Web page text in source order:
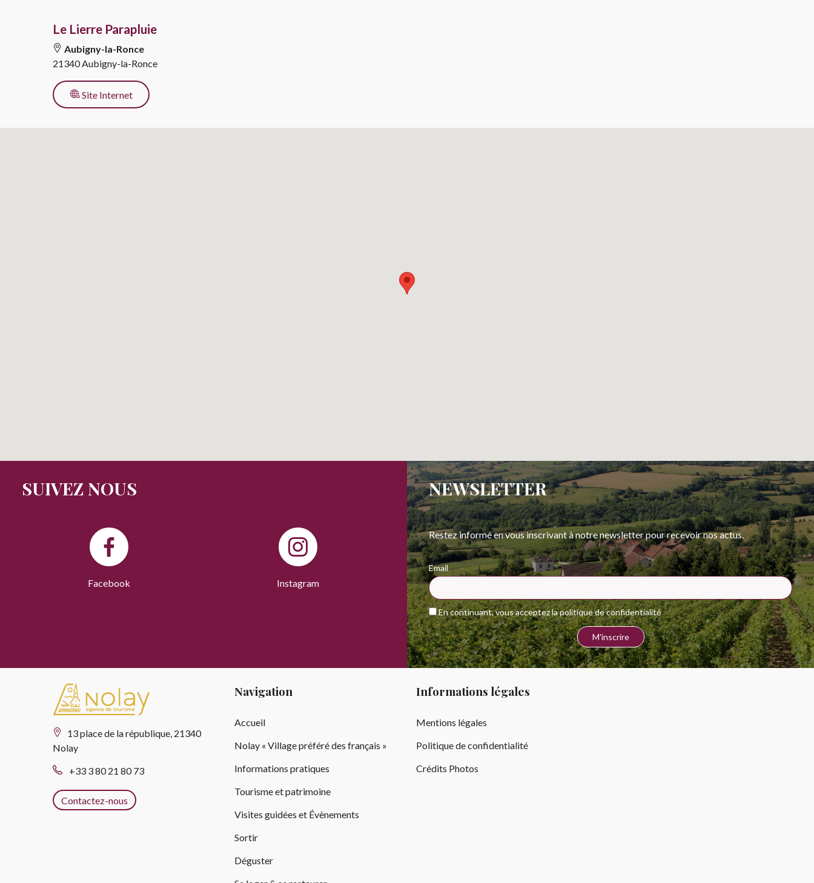
Le Lierre Parapluie
Aubigny-la-Ronce
21340 Aubigny-la-Ronce
Site Internetpour l’activité
SUIVEZ NOUS
Facebook Instagram
NEWSLETTER
Restez informé en vous inscrivant à notre newsletter pour recevoir nos actus.
Email
En continuant, vous acceptez la politique de confidentialité
13 place de la république, 21340
Nolay
+33 3 80 21 80 73
Contactez-nous
Navigation
Accueil
Nolay « Village préféré des français »
Informations pratiques
Tourisme et patrimoine
Visites guidées et Évènements
Sortir
Déguster
Informations légales
Mentions légales
Politique de confidentialité
Crédits Photos